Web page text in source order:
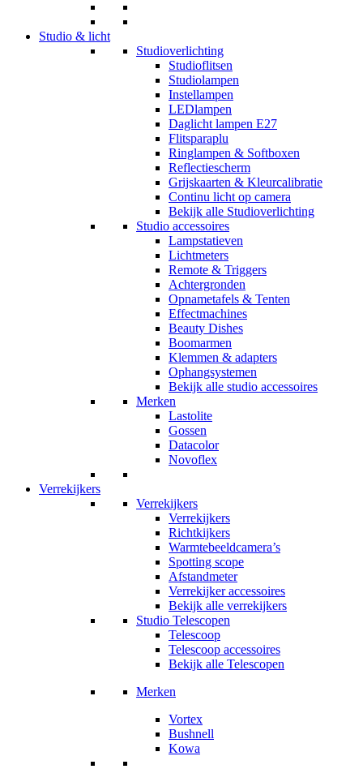
Studio & licht
Studioverlichting
Studioflitsen
Studiolampen
Instellampen
LEDlampen
Daglicht lampen E27
Flitsparaplu
Ringlampen & Softboxen
Reflectiescherm
Grijskaarten & Kleurcalibratie
Continu licht op camera
Bekijk alle Studioverlichting
Studio accessoires
Lampstatieven
Lichtmeters
Remote & Triggers
Achtergronden
Opnametafels & Tenten
Effectmachines
Beauty Dishes
Boomarmen
Klemmen & adapters
Ophangsystemen
Bekijk alle studio accessoires
Merken
Lastolite
Gossen
Datacolor
Novoflex
Verrekijkers
Verrekijkers
Verrekijkers
Richtkijkers
Warmtebeeldcamera’s
Spotting scope
Afstandmeter
Verrekijker accessoires
Bekijk alle verrekijkers
Studio Telescopen
Telescoop
Telescoop accessoires
Bekijk alle Telescopen
Merken
Vortex
Bushnell
Kowa